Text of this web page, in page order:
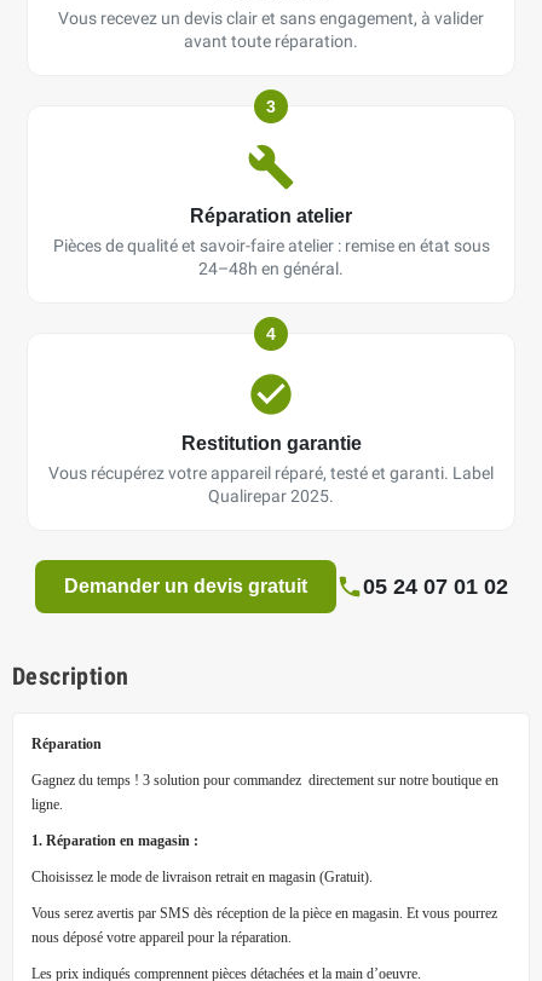
Vous recevez un devis clair et sans engagement, à valider
avant toute réparation.
3
Réparation atelier
Pièces de qualité et savoir-faire atelier : remise en état sous
24–48h en général.
4
Restitution garantie
Vous récupérez votre appareil réparé, testé et garanti. Label
Qualirepar 2025.
Demander un devis gratuit 05 24 07 01 02
Description
Réparation
Gagnez du temps ! 3 solution pour commandez directement sur notre boutique en
ligne.
1. Réparation en magasin :
Choisissez le mode de livraison retrait en magasin (Gratuit).
Vous serez avertis par SMS dès réception de la pièce en magasin. Et vous pourrez
nous déposé votre appareil pour la réparation.
Les prix indiqués comprennent pièces détachées et la main d’oeuvre.